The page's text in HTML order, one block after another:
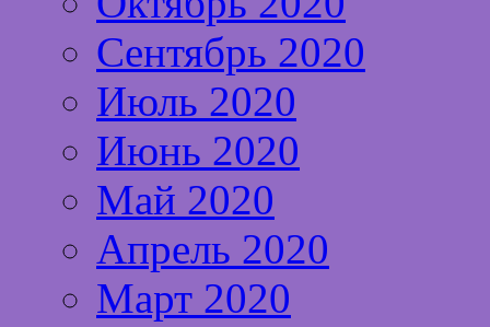
Сентябрь 2020
Июль 2020
Июнь 2020
Май 2020
Апрель 2020
Март 2020